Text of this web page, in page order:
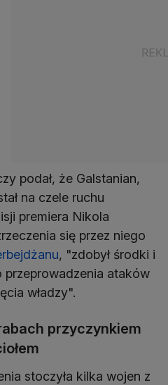
podał, że Galstanian,
na czele ruchu
premiera Nikola
się przez niego
, "zdobył środki i
przeprowadzenia ataków
władzy".
przyczynkiem
stoczyła kilka wojen z